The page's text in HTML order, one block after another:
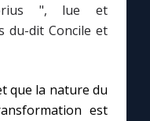
", lue et
du-dit Concile et
que la nature du
est